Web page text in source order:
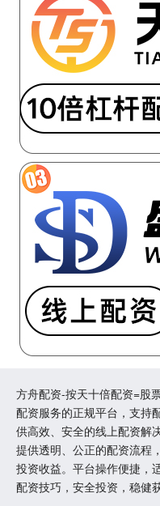
方舟配资-按天十倍配资=股
配资服务的正规平台，支持
供高效、安全的线上配资解
提供透明、公正的配资流程
投资收益。平台操作便捷，
配资技巧，安全投资，稳健